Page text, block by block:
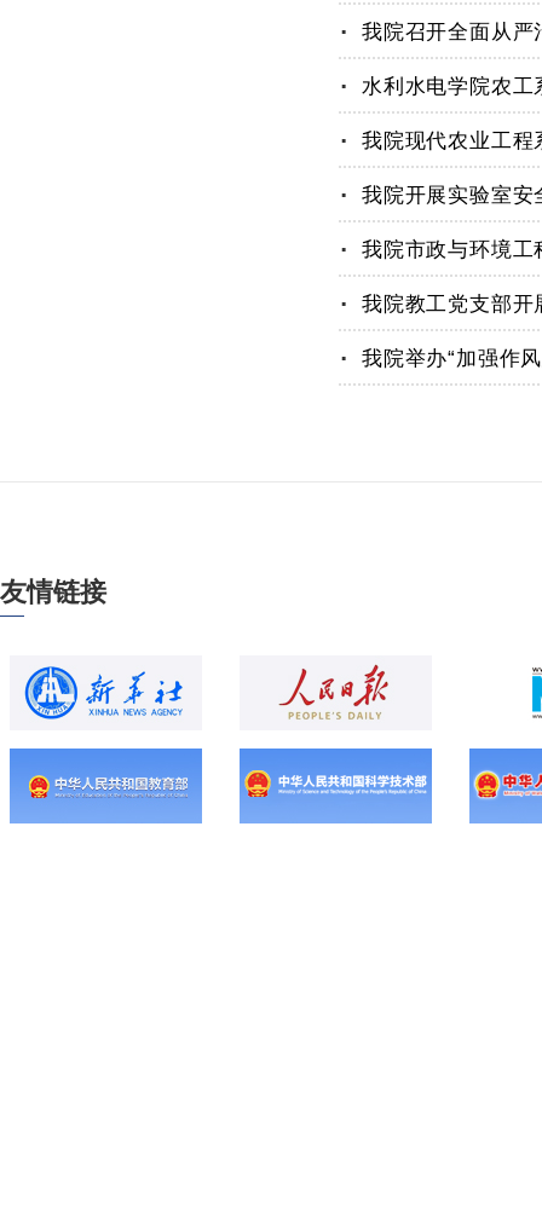
. 我院召开全面从严
.
.
我院现代农业工程
. 我院开展实验室安
. 我院市政与环境工
. 我院教工党支部开
. 我院举办“加强作
友情链接